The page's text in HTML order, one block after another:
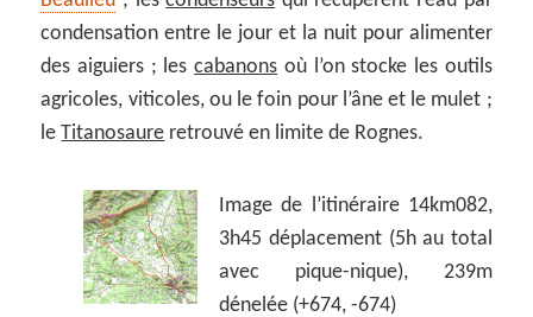
condensation entre le jour et la nuit pour alimenter
des aiguiers ; lescabanons où l’on stocke les outils
agricoles, viticoles, ou le foin pour l’âne et le mulet ;
leTitanosaure retrouvé en limite de Rognes.
Image de l’itinéraire 14km082,
3h45 déplacement (5h au total
avec pique-nique), 239m
dénelée (+674, -674)